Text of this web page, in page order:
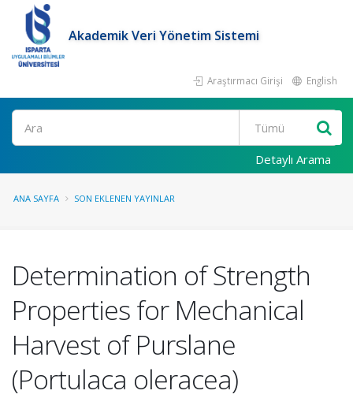
Akademik Veri Yönetim Sistemi
Araştırmacı Girişi English
Ara
Detaylı Arama
ANA SAYFA SON EKLENEN YAYINLAR
Determination of Strength
Properties for Mechanical
Harvest of Purslane
(Portulaca oleracea)